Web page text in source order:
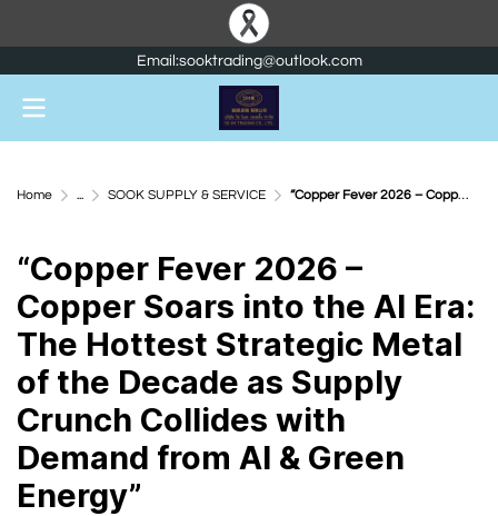
Email:sooktrading@outlook.com
Home ... SOOK SUPPLY & SERVICE “Copper Fever 2026 – Copper Soars into the AI Era: The Hottest Strategic Metal of the Decade as Supply Crunch Collides with Demand from AI & Green Energy”
“Copper Fever 2026 –
Copper Soars into the AI Era:
The Hottest Strategic Metal
of the Decade as Supply
Crunch Collides with
Demand from AI & Green
Energy”